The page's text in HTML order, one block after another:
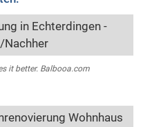
in Echterdingen -
Nachher
it better. Balbooa.com
Wohnhaus